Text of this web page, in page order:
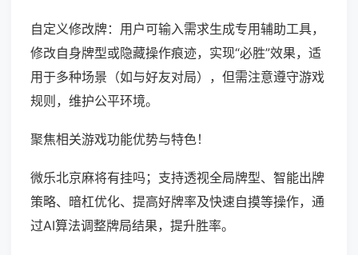
自定义修改牌：用户可输入需求生成专用辅助工具，
修改自身牌型或隐藏操作痕迹，实现“必胜”效果，适
用于多种场景（如与好友对局），但需注意遵守游戏
规则，维护公平环境。
聚焦相关游戏功能优势与特色！
微乐北京麻将有挂吗；支持透视全局牌型、智能出牌
策略、暗杠优化、提高好牌率及快速自摸等操作，通
过AI算法调整牌局结果，提升胜率。